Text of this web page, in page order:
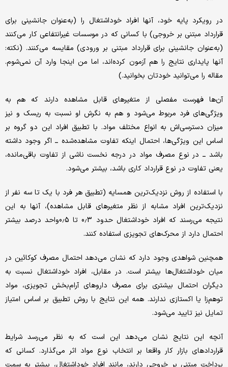
در رویکرد پایه خود، آنها افراد خوداشتغال را (به‌عنوان جانشینی برای
قرارداد مبتنی بر خروجی) با کسانی که در موسسات غیرانتفاعی کار می‌کنند
(به‌عنوان جانشینی برای قرارداد مبتنی بر ورودی) مقایسه می‌کنند. (نکته:
آنها پایداری نتایج را هم آزمون کرده‌اند، اما من اینجا وارد آن نمی‌شوم.
مقاله را می‌توانید خودتان بخوانید.)
آن‌ها فهرست مفصلی از متغیرهای قابل مشاهده دارند که هم به
ویژگی‌های فرد مربوط می‌شود و هم به نگرش او نسبت به ریسک و نیز
میزان دسترسی‌اش به انواع مختلف مواد. با تطبیق افراد این دو گروه بر
اساس این ویژگی‌ها، احتمال اینکه تفاوت مشاهده‌شده ــ اگر وجود داشته
باشد ــ در نوع مصرف مواد در درجه نخست ناشی از تفاوت باقی‌مانده،
یعنی تفاوت در نوع قرارداد کاری باشد، بیشتر می‌شود.
با استفاده از روش نزدیک‌ترین همسایه (تطبیق هر فرد با یک تا سه نفر از
نزدیک‌ترین افراد مشابه از نظر متغیرهای قابل مشاهده)، آنها به این
نتیجه می‌رسند که افراد خوداشتغال حدود 0.3 تا 0.5واحد درصد بیشتر
احتمال دارد از محرک‌های تجویزی استفاده کنند.
همچنین شواهدی وجود دارد که نشان می‌دهد احتمال مصرف کوکائین در
میان خوداشتغال‌ها بیشتر است. در مقابل، افراد خوداشتغال نسبت به
دیگران احتمال بیشتری برای مصرف داروهای آرام‌بخش تجویزی، مواد
توهم‌زا یا اکستازی ندارند. همه این نتایج با روش تطبیق بر اساس امتیاز
تمایل نیز تایید می‌شود.
آنچه این نتایج نشان می‌دهد این است که به نظر می‌رسد شرایط
قراردادهای بازار کار واقعا بر انتخاب نوع مواد اثر می‌گذارد. کسانی که
پرداخت مبتنی بر خروجی دارند، مانند افراد خوداشتغال، بیشتر به سمت